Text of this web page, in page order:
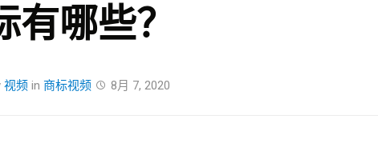
有哪些？
视频in 商标视频 8月 7, 2020